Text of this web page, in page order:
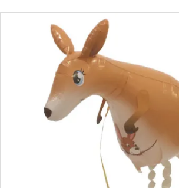
最近チェックした商品
ご利用シーンから探す
商品タイプから探す